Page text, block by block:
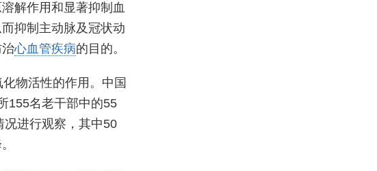
解作用和显著抑制血
抑制主动脉及冠状动
心血管疾病的目的。
物活性的作用。中国
155名老干部中的55
进行观察，其中50